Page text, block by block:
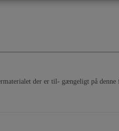
der er til- gængeligt på